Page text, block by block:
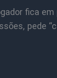
fica
pede